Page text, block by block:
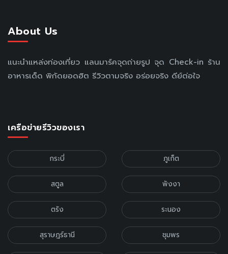
About Us
แนะนำแหล่งท่องเที่ยว แลนมาร์คจุดถ่ายรูป จุด Check-in ร้าน
อาหารเด็ด พิกัดยอดฮิต รีวิวตามจริง อร่อยจริง ดีย์ต่อใจ
เครือข่ายรีวิวของเรา
กระบี่ ภูเก็ต
สตูล พังงา
ตรัง ระนอง
สุราษฎร์ธานี ชุมพร